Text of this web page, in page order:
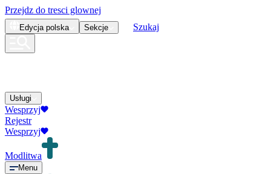
Przejdz do tresci glownej
Edycja polska Sekcje Szukaj
Usługi
Wesprzyj
Rejestr
Wesprzyj
Modlitwa
Menu